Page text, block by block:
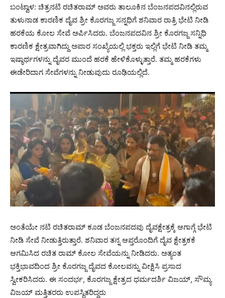
ಬಂಟ್ವಾಳ: ಚಿತ್ರನಟಿ ರಚಿತರಾಮ್ ಅವರು ತಾಲೂಕಿನ ಬೆಂಜನಪದವಿನಲ್ಲಿರುವ
ತುಳುನಾಡ ಕಾರಣಿಕ ದೈವ ಶ್ರೀ ಕೊರಗಜ್ಜ ಸನ್ನಧಿಗೆ ಶನಿವಾರ ರಾತ್ರಿ ಭೇಟಿ ನೀಡಿ
ಹರಕೆಯ ಕೋಲ ಸೇವೆ ಅರ್ಪಿಸಿದರು. ಬೆಂಜನಪದವಿನ ಶ್ರೀ ಕೊರಗಜ್ಜ ಸನ್ನಿಧಿ
ಕಾರಣಿಕ ಕ್ಷೇತ್ರವಾಗಿದ್ದು ಅಪಾರ ಸಂಖ್ಯೆಯಲ್ಲಿ ಭಕ್ತರು ಇಲ್ಲಿಗೆ ಭೇಟಿ ನೀಡಿ ತಮ್ಮ
ಇಷ್ಠಾರ್ಥಗಳನ್ನು ದೈವರ ಮುಂದೆ ಹರಕೆ ಹೇಳಿಕೊಳ್ಳುತ್ತಾರೆ. ತಮ್ಮ ಹರಕೆಗಳು
ಈಡೇರಿದಾಗ ಸೇವೆಗಳನ್ನು ನೀಡುವುದು ರೂಢಿಯಲ್ಲಿದೆ.
ಅಂತೆಯೇ ನಟಿ ರಚಿತರಾಮ್ ಕೂಡ ಬೆಂಜನಪದವು ದೈವಕ್ಷೇತ್ರಕ್ಕೆ ಆಗಾಗ್ಗೆ ಭೇಟಿ
ನೀಡಿ ಸೇವೆ ನೀಡುತ್ತಿರುತ್ತಾರೆ. ಶನಿವಾರ ತನ್ನ ಆಪ್ತರೊಂದಿಗೆ ದೈವ ಕ್ಷೇತ್ರಕಕೆ
ಆಗಮಿಸಿದ ರಚಿತ ರಾಮ್ ಕೋಲ ಸೇವೆಯನ್ನು ನೀಡಿದರು. ಅತ್ಯಂತ
ಭಕ್ತಿಭಾವದಿಂದ ಶ್ರೀ ಕೊರಗಜ್ಜ ದೈವದ ಕೋಲವನ್ನು ವೀಕ್ಷಿಸಿ ಪ್ರಸಾದ
ಸ್ವೀಕರಿಸಿದರು. ಈ ಸಂದರ್ಭ, ಕೊರಗಜ್ಜ ಕ್ಷೇತ್ರದ ಧರ್ಮದರ್ಶಿ ವಿಜಯ್, ಸೌಮ್ಯ
ವಿಜಯ್ ಮತ್ತಿತರರು ಉಪಸ್ಥಿತರಿದ್ದರು